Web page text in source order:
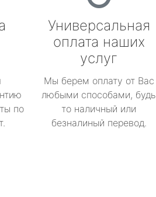
по
Универсальная
оплата наших
услуг
Мы берем оплату от Вас
любыми способами, будь
то наличный или
безналиный перевод.